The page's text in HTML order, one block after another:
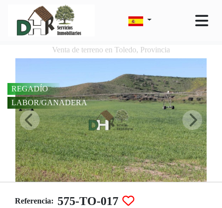
Venta de terreno en Toledo, Provincia
REGADÍO
LABOR/GANADERA
Referencia: 575-TO-017